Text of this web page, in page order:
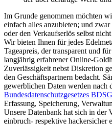
Im Grunde genommen möchten
einfach alles anzubieten; und
oder den Verkaufserlös selbst
Wir bieten Ihnen für jedes
Tageapreis, der transparent und
langjährig erfahrener Online-
Zuverlässigkeit nebst Diskretion
den Geschäftspartnern bedacht.
gewerblichen Daten werden nach
Bundesdatenschutzgesetzes BDSG
Erfassung, Speicherung,
Unsere Datenbank hat sich in der
einbruch- respektive hackersicher